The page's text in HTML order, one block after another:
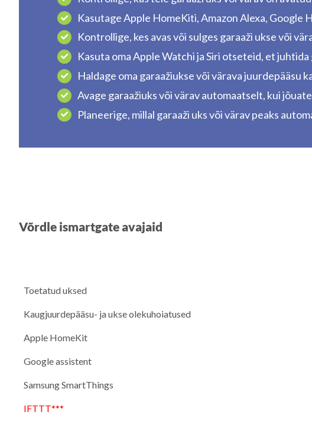
Kasutage Apple HomeKiti, Amazon Alexa, Google
Kontrollige, kes avas või sulges garaaži ukse või
Kasuta oma Apple Watchi ja Siri otseteid, et
Haldage oma garaažiukse või värava juurdepääsu
Avage garaažiuks või värav automaatselt, kui
Planeerige, millal garaaži uks või värav peaks
Võrdle ismartgate avajaid
Toetatud uksed
Kaugjuurdepääsu- ja ukse olekuhoiatused
Apple HomeKit
Google assistent
Samsung SmartThings
IFTTT***